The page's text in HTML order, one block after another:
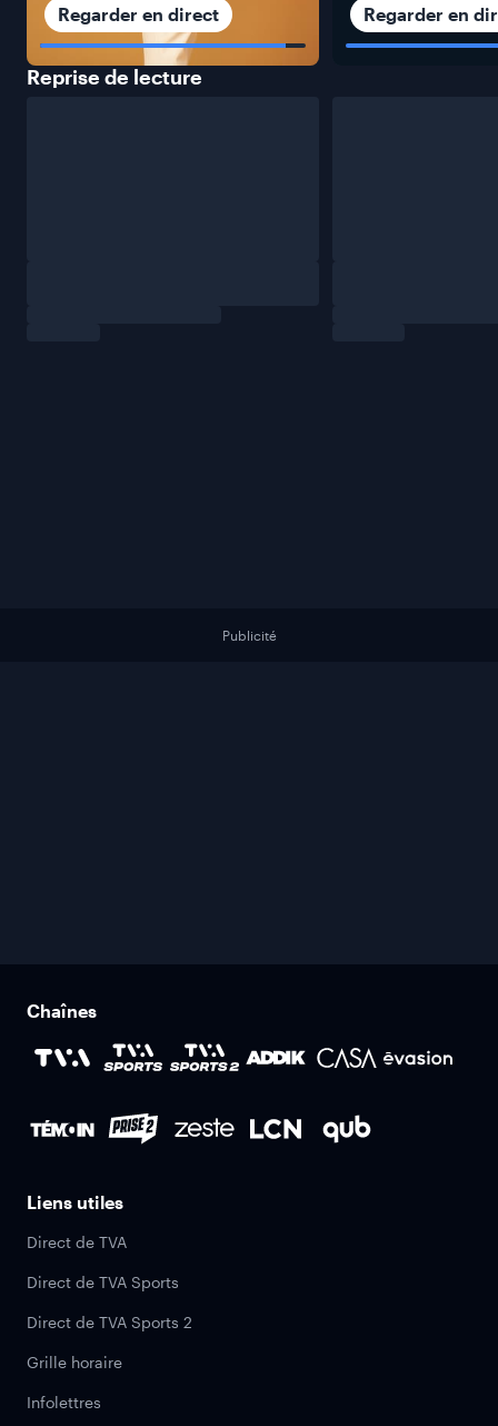
Regarder en direct Regarder en
Reprise de lecture
Publicité
Chaînes
Liens utiles
Direct de TVA
Direct de TVA Sports
Direct de TVA Sports 2
Grille horaire
Infolettres